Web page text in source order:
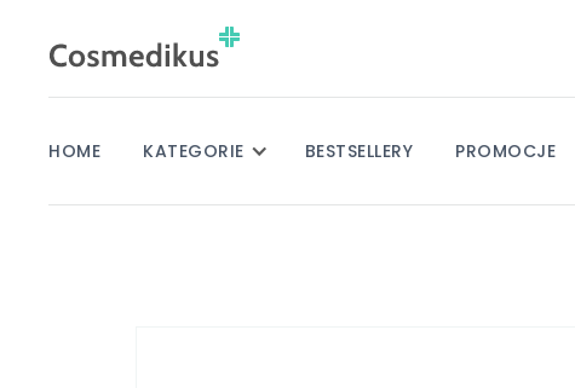
HOME KATEGORIE BESTSELLERY PROMOCJE